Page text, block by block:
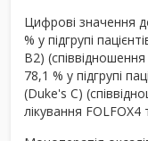
Цифрові значення
% у підгрупі
B2)
78,1 % у підгрупі
(Duke's C)
лікування FOLFOX4